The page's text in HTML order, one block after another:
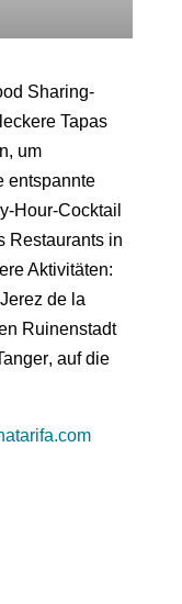
Sharing-
Tapas
um
entspannte
Hour-Cocktail
Restaurants in
Aktivitäten:
de la
Ruinenstadt
, auf die